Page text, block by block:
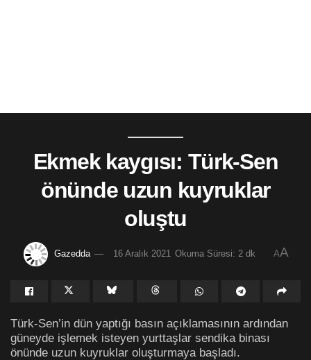
Ekmek kaygısı: Türk-Sen
önünde uzun kuyruklar
oluştu
Gazedda 16 Aralık 2021 Okuma Süresi: 2 dk AA
Türk-Sen’in dün yaptığı basın açıklamasının ardından
güneyde işlemek isteyen yurttaşlar sendika binası
önünde uzun kuyruklar oluşturmaya başladı.